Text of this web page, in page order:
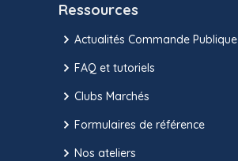
Ressources
Actualités Commande Publique
FAQ et tutoriels
Clubs Marchés
Formulaires de référence
Nos ateliers